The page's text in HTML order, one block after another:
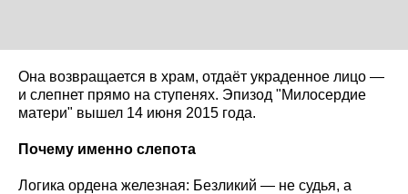
Она возвращается в храм, отдаёт украденное лицо —
и слепнет прямо на ступенях. Эпизод "Милосердие
матери" вышел 14 июня 2015 года.
Почему именно слепота
Логика ордена железная: Безликий — не судья, а